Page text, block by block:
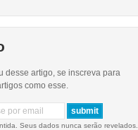
desse artigo, se inscreva para
como esse.
Seus dados nunca serão revelados.